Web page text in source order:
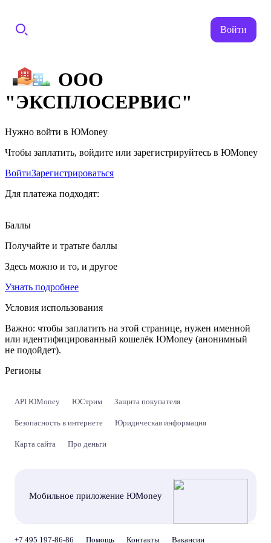
Войти
ООО
"ЭКСПЛОСЕРВИС"
Нужно войти в ЮMoney
Чтобы заплатить, войдите или зарегистрируйтесь в ЮMoney
ВойтиЗарегистрироваться
Для платежа подходят:
Баллы
Получайте и тратьте баллы
Здесь можно и то, и другое
Узнать подробнее
Условия использования
Важно: чтобы заплатить на этой странице, нужен именной
или идентифицированный кошелёк ЮMoney (анонимный
не подойдет).
Регионы
API ЮMoney ЮСтрим Защита покупателя
Безопасность в интернете Юридическая информация
Карта сайта Про деньги
Мобильное приложение ЮMoney
+7 495 197-86-86 Помощь Контакты Вакансии